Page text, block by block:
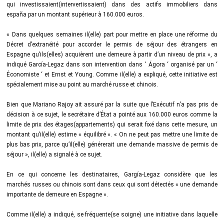
qui investissaient(intervertissaient) dans des actifs immobiliers dans
españa par un montant supérieur à 160.000 euros.
« Dans quelques semaines il(elle) part pour mettre en place une réforme du
Décret d’extranéité pour accorder le permis de séjour des étrangers en
Espagne qu’ils(elles) acquièrent une demeure à partir d’un niveau de prix », a
indiqué García-Legaz dans son intervention dans ‘ Ágora ‘ organisé par un ‘
Économiste ‘ et Ernst et Young. Comme il(elle) a expliqué, cette initiative est
spécialement mise au point au marché russe et chinois.
Bien que Mariano Rajoy ait assuré par la suite que l’Exécutif n’a pas pris de
décision à ce sujet, le secrétaire d’État a pointé aux 160.000 euros comme la
limite de prix des étages(appartements) qui serait fixé dans cette mesure, un
montant qu’il(elle) estime « équilibré ». « On ne peut pas mettre une limite de
plus bas prix, parce qu’il(elle) générerait une demande massive de permis de
séjour », il(elle) a signalé à ce sujet.
En ce qui concerne les destinataires, Gargía-Legaz considère que les
marchés russes ou chinois sont dans ceux qui sont détectés « une demande
importante de demeure en Espagne ».
Comme il(elle) a indiqué, se fréquente(se soigne) une initiative dans laquelle